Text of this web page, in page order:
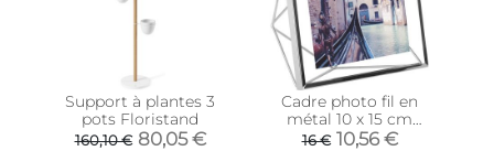
Support à plantes 3
pots Floristand
160,10 € 80,05 €
Cadre photo fil en
métal 10 x 15 cm
(Chrome)
16 € 10,56 €